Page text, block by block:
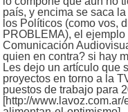
país, y encima se saca
los Políticos (como vos,
PROBLEMA), el
Comunicación
quien en contra? si hay
Les dejo un artículo que
proyectos en torno a la
puestos de trabajo para
[http://